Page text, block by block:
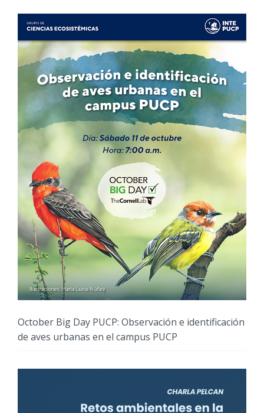
October Big Day PUCP: Observación e identificación
de aves urbanas en el campus PUCP